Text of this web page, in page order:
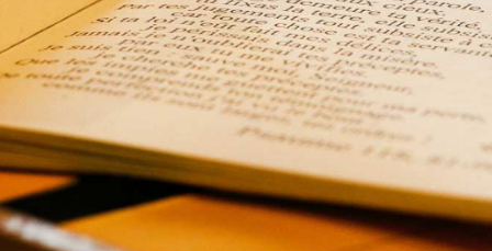
Parrainez une ardoise pour la basilique